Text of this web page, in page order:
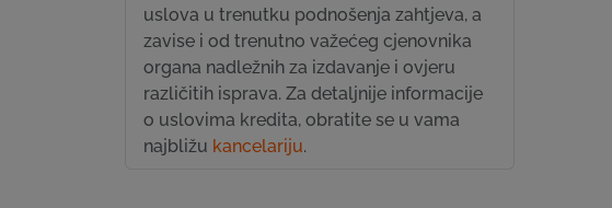
uslova u trenutku podnošenja zahtjeva, a
zavise i od trenutno važećeg cjenovnika
organa nadležnih za izdavanje i ovjeru
različitih isprava. Za detaljnije informacije
o uslovima kredita, obratite se u vama
najbližu kancelariju.